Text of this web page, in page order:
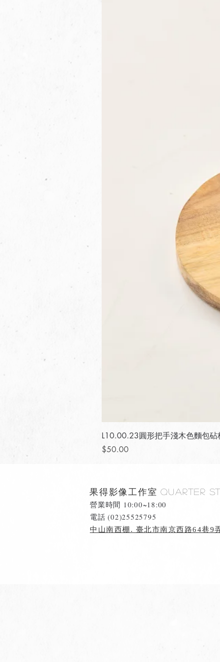
L10.00.23圓形把手淺木色麵包砧
價格
$50.00
果得影像工作室Quarter
營業時間 10:00~18:00
​電話 (02)25525795
中山南西棚. 臺北市南京西路64巷9